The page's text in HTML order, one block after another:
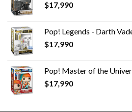
$17,990
Pop! Legends - Darth
$17,990
Pop! Master of the
$17,990